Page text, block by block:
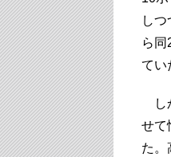
し
ら
てい
し
せて
た。